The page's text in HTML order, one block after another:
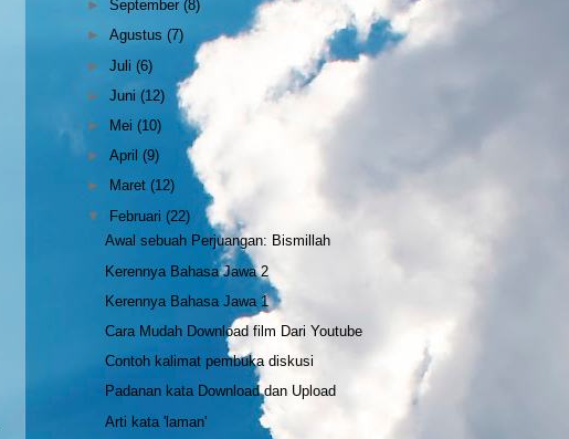
►September(8)
►Agustus(7)
►Juli(6)
►Juni(12)
►
Mei(10)
►April(9)
►
Maret(12)
▼ Februari(22)
Awal sebuah Perjuangan: Bismillah
Kerennya Bahasa Jawa 2
Kerennya Bahasa Jawa 1
Cara Mudah Download film Dari Youtube
Contoh kalimat pembuka diskusi
Padanan kata Download dan Upload
Arti kata 'laman'